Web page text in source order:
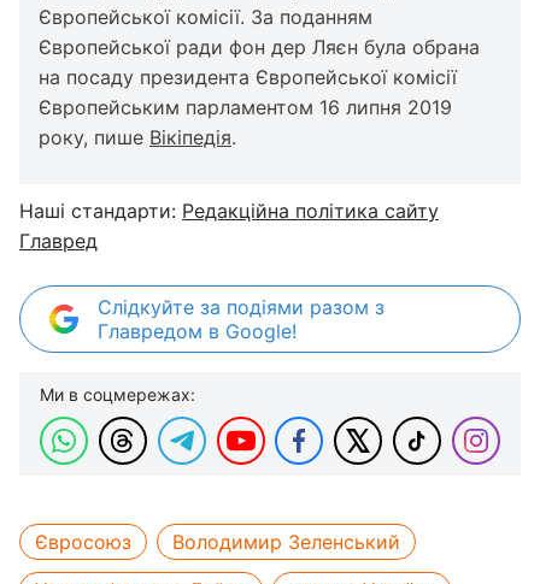
Європейської комісії. За поданням
Європейської ради фон дер Ляєн була обрана
на посаду президента Європейської комісії
Європейським парламентом 16 липня 2019
року, пише Вікіпедія.
Наші стандарти: Редакційна політика сайту
Главред
Слідкуйте за подіями разом з
Главредом в Google!
Ми в соцмережах:
Євросоюз
Володимир Зеленський